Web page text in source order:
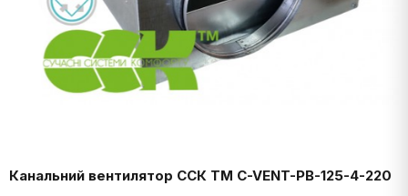
Канальний вентилятор ССК ТМ C-VENT-PB-125-4-220